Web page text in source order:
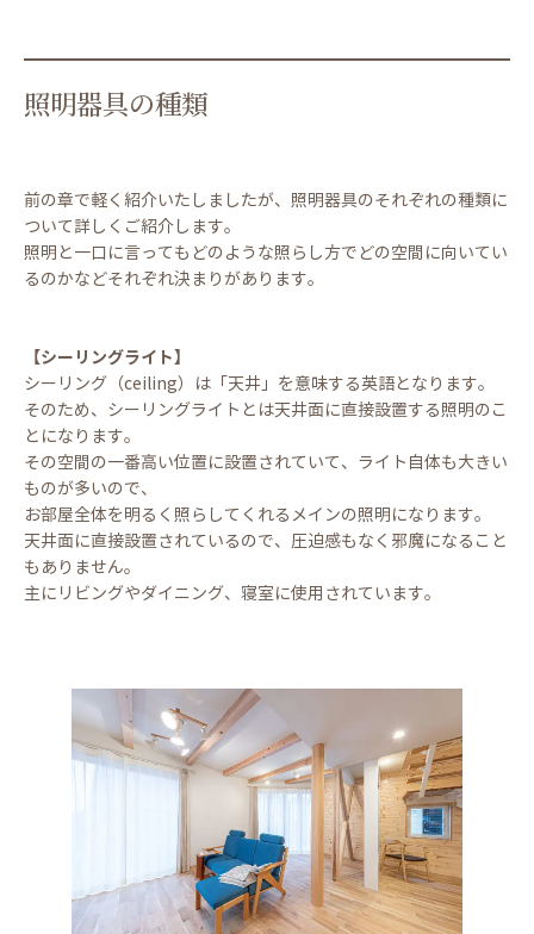
照明器具の種類
前の章で軽く紹介いたしましたが、照明器具のそれぞれの種類に
ついて詳しくご紹介します。
照明と一口に言ってもどのような照らし方でどの空間に向いてい
るのかなどそれぞれ決まりがあります。
【シーリングライト】
シーリング（ceiling）は「天井」を意味する英語となります。
そのため、シーリングライトとは天井面に直接設置する照明のこ
とになります。
その空間の一番高い位置に設置されていて、ライト自体も大きい
ものが多いので、
お部屋全体を明るく照らしてくれるメインの照明になります。
天井面に直接設置されているので、圧迫感もなく邪魔になること
もありません。
主にリビングやダイニング、寝室に使用されています。